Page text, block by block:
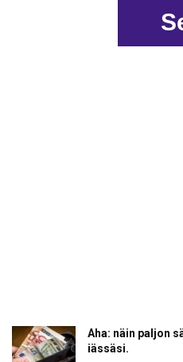
Aha: näin paljon
iässäsi.